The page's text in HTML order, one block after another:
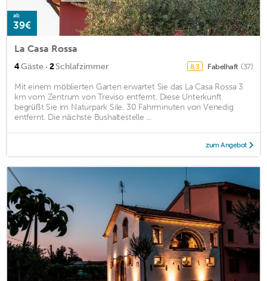
ab
39€
La Casa Rossa
4Gäste · 2Schlafzimmer 8,3 Fabelhaft (37)
Mit einem möblierten Garten erwartet Sie das La Casa Rossa 3
km vom Zentrum von Treviso entfernt. Diese Unterkunft
begrüßt Sie im Naturpark Sile, 30 Fahrminuten von Venedig
entfernt. Die nächste Bushaltestelle ...
zum Angebot